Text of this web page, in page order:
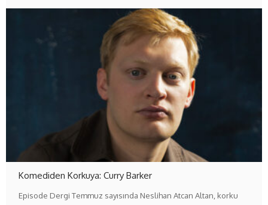
Komediden Korkuya: Curry Barker
Episode Dergi Temmuz sayısında Neslihan Atcan Altan, korku